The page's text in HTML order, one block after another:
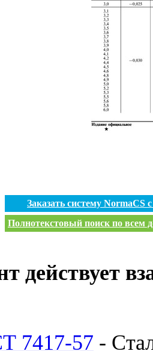
Заказать систему
Полнотекстовый поиск по всем
действует
7417-57 -